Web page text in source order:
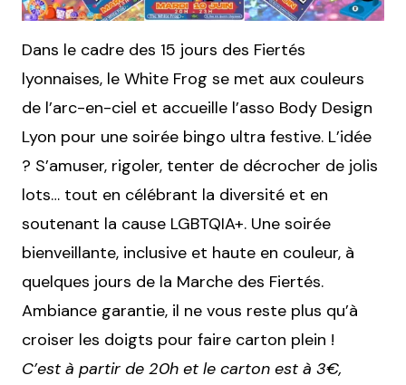
Dans le cadre des 15 jours des Fiertés
lyonnaises, le White Frog se met aux couleurs
de l’arc-en-ciel et accueille l’asso Body Design
Lyon pour une soirée bingo ultra festive. L’idée
? S’amuser, rigoler, tenter de décrocher de jolis
lots… tout en célébrant la diversité et en
soutenant la cause LGBTQIA+. Une soirée
bienveillante, inclusive et haute en couleur, à
quelques jours de la Marche des Fiertés.
Ambiance garantie, il ne vous reste plus qu’à
croiser les doigts pour faire carton plein !
C’est à partir de 20h et le carton est à 3€,